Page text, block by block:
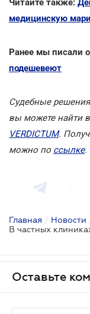
Читайте также:
медицинскую
Ранее мы писали
подешевеют
Судебные
вы можете найти в
VERDICTUM.
можно по ссылке.
Главная / Новости
Оставьте